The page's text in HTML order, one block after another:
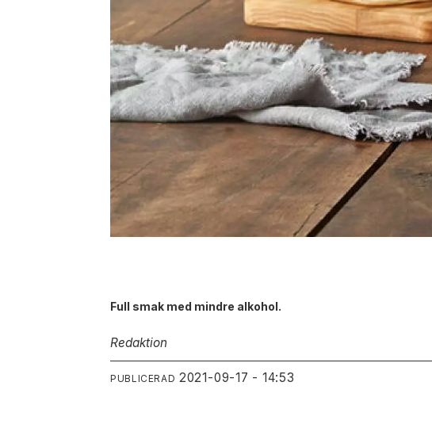
Full smak med mindre alkohol.
Redaktion
PUBLICERAD 2021-09-17 - 14:53